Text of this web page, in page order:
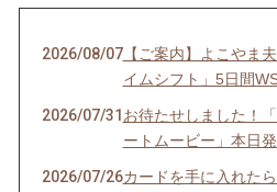
2026/08/07【ご案内】よこやま
イムシフト」5日間
2026/07/31 お待たせしました！
ートムービー」本日
2026/07/26カードを手に入れた